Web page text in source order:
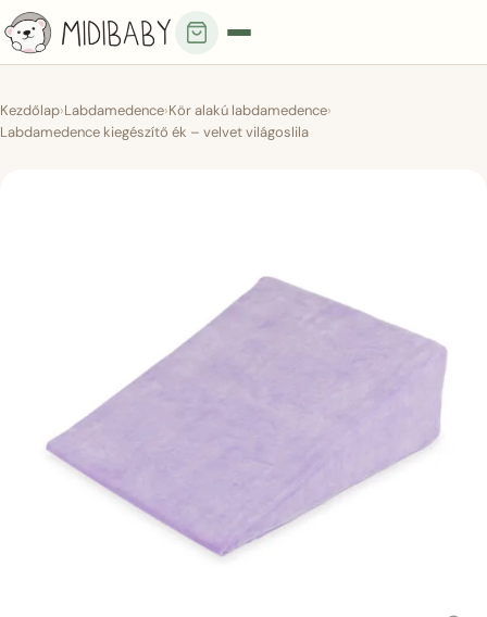
Kezdőlap›Labdamedence›Kör alakú labdamedence›
Labdamedence kiegészítő ék – velvet világoslila